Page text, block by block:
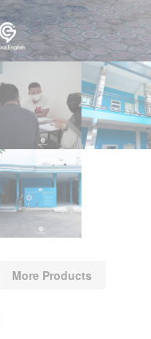
More Products